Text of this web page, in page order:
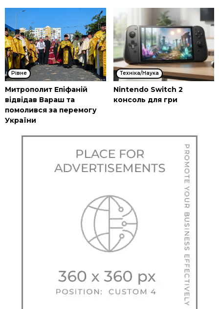
Рівне
Митрополит Епіфаній
відвідав Вараш та
помолився за перемогу
України
Техніка/Наука
Nintendo Switch 2
консоль для гри